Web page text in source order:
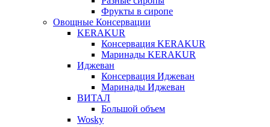
Фрукты в сиропе
Овощные Консервации
KERAKUR
Консервация KERAKUR
Маринады KERAKUR
Иджеван
Консервация Иджеван
Маринады Иджеван
ВИТАЛ
Большой объем
Wosky